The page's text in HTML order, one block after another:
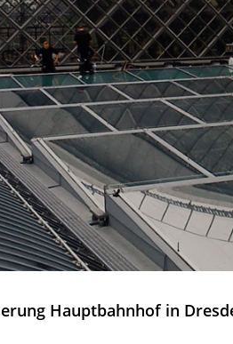
Hauptbahnhof in